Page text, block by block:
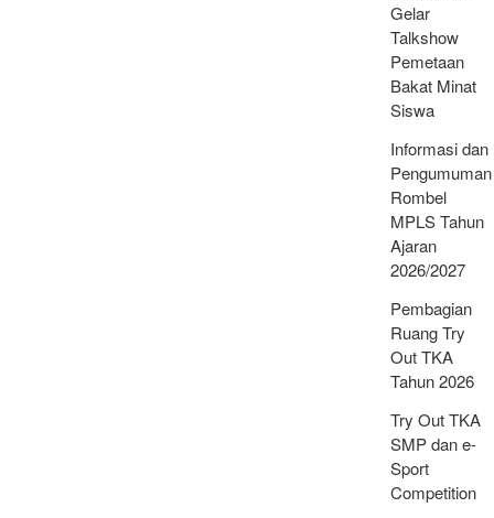
Gelar
Talkshow
Pemetaan
Bakat Minat
Siswa
Informasi dan
Pengumuman
Rombel
MPLS Tahun
Ajaran
2026/2027
Pembagian
Ruang Try
Out TKA
Tahun 2026
Try Out TKA
SMP dan e-
Sport
Competition